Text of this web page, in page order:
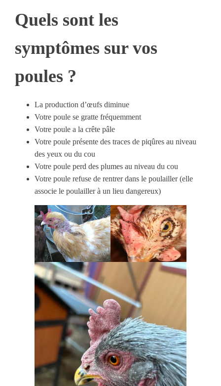
Quels sont les
symptômes sur vos
poules ?
La production d’œufs diminue
Votre poule se gratte fréquemment
Votre poule a la crête pâle
Votre poule présente des traces de piqûres au niveau
des yeux ou du cou
Votre poule perd des plumes au niveau du cou
Votre poule refuse de rentrer dans le poulailler (elle
associe le poulailler à un lieu dangereux)